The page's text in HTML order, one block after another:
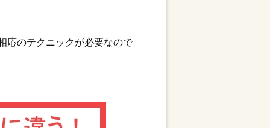
応のテクニックが必要なので